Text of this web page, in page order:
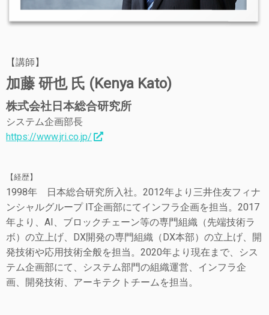
【講師】
加藤 研也 氏 (Kenya Kato)
株式会社日本総合研究所
システム企画部長
https://www.jri.co.jp/
【経歴】
1998年 日本総合研究所入社。2012年より三井住友フィナ
ンシャルグループ IT企画部にてインフラ企画を担当。2017
年より、AI、ブロックチェーン等の専門組織（先端技術ラ
ボ）の立上げ、DX開発の専門組織（DX本部）の立上げ、開
発技術や応用技術全般を担当。2020年より現在まで、シス
テム企画部にて、システム部門の組織運営、インフラ企
画、開発技術、アーキテクトチームを担当。